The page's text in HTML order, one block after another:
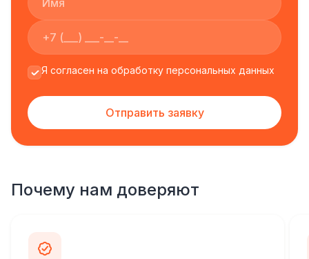
Я согласен на обработку персональных данных
Отправить заявку
Почему нам доверяют